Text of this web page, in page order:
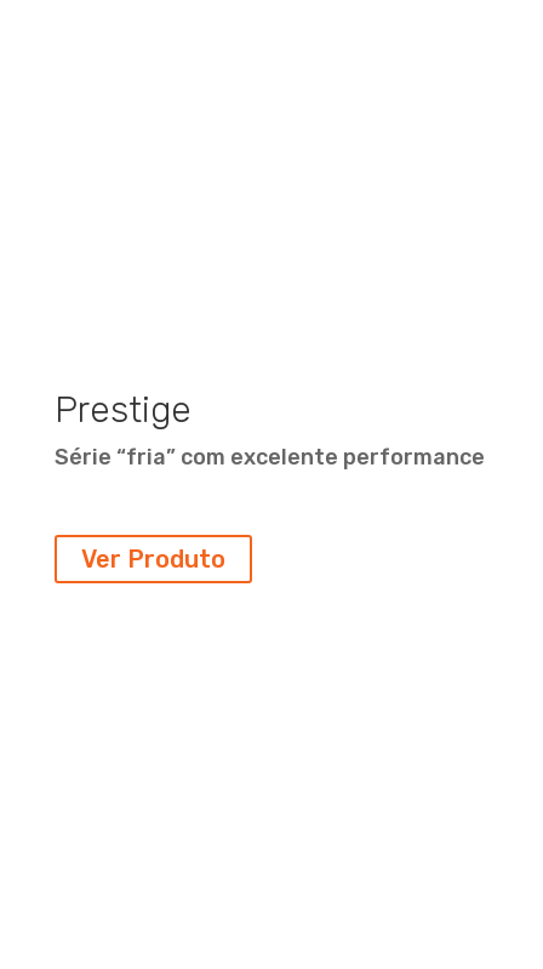
Prestige
Série “fria” com excelente performance
Ver Produto